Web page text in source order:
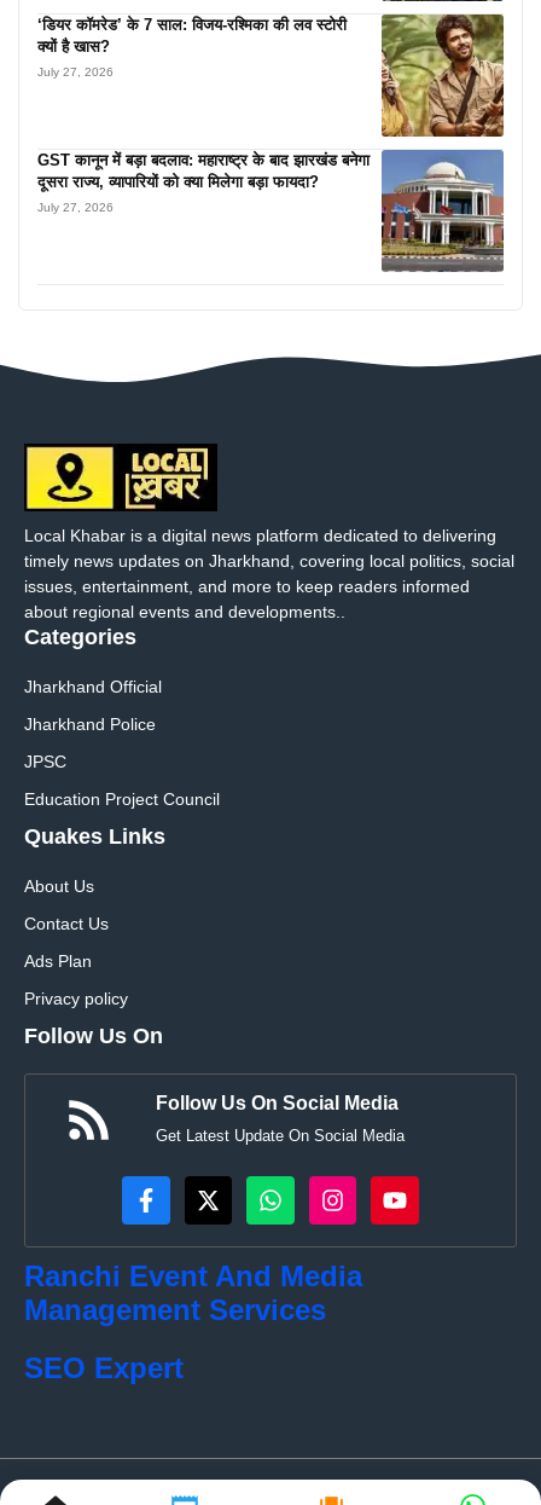
‘डियर कॉमरेड’ के 7 साल: विजय-रश्मिका की लव स्टोरी
क्यों है खास?
July 27, 2026
GST कानून में बड़ा बदलाव: महाराष्ट्र के बाद झारखंड बनेगा
दूसरा राज्य, व्यापारियों को क्या मिलेगा बड़ा फायदा?
July 27, 2026
Local Khabar is a digital news platform dedicated to delivering
timely news updates on Jharkhand, covering local politics, social
issues, entertainment, and more to keep readers informed
about regional events and developments..
Categories
Jharkhand Official
Jharkhand Police
JPSC
Education Project Council
Quakes Links
About Us
Contact Us
Ads Plan
Privacy policy
Follow Us On
Follow Us On Social Media
Get Latest Update On Social Media
Ranchi Event And Media
Management Services
SEO Expert
© localkhabar.com • All rights reserved